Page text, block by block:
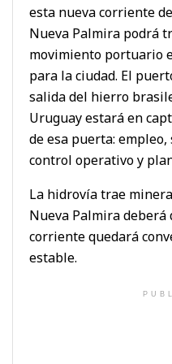
esta nueva corriente
Nueva Palmira podrá
movimiento portuario
para la ciudad. El
salida del hierro
Uruguay estará en
de esa puerta:
control operativo y
La hidrovía trae
Nueva Palmira deberá
corriente quedará
estable.